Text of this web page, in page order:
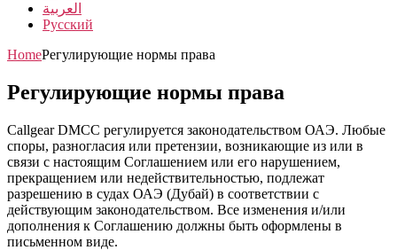
العربية
Русский
HomeРегулирующие нормы права
Регулирующие нормы права
Callgear DMCC регулируется законодательством ОАЭ. Любые
споры, разногласия или претензии, возникающие из или в
связи с настоящим Соглашением или его нарушением,
прекращением или недействительностью, подлежат
разрешению в судах ОАЭ (Дубай) в соответствии с
действующим законодательством. Все изменения и/или
дополнения к Соглашению должны быть оформлены в
письменном виде.